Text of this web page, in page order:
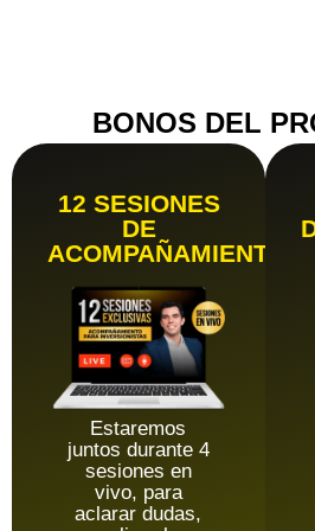
BONOS DEL
12 SESIONES
DE
ACOMPAÑAMIENTO
Estaremos
juntos durante 4
sesiones en
vivo, para
aclarar dudas,